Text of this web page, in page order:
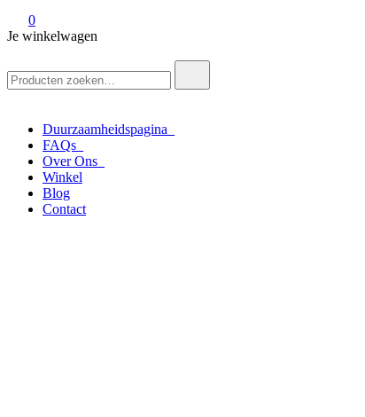
0
Je winkelwagen
naar:
Duurzaamheidspagina
FAQs
Over Ons
Winkel
Blog
Contact